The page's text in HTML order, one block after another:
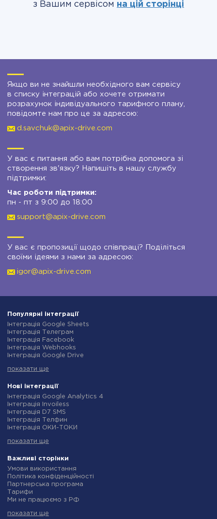
з Вашим сервісом на цій сторінці
Якщо ви не знайшли необхідного вам сервісу
в списку інтеграцій або хочете отримати
розрахунок індивідуального тарифного плану,
повідомте нам про це за адресою:
d.savchuk@apix-drive.com
У вас є питання або вам потрібна допомога зі
створення зв'язку? Напишіть в нашу службу
підтримки:
Час роботи підтримки:
пн - пт з 9:00 до 18:00
support@apix-drive.com
У вас є пропозиції щодо співпраці? Поділіться
своїми ідеями з нами за адресою:
igor@apix-drive.com
Популярні інтеграції
Інтеграція Google Sheets
Інтеграція Телеграм
Інтеграція Facebook
Інтеграція Webhooks
Інтеграція Google Drive
Інтеграція Gmail
Інтеграція Rozetka
Інтеграція OpenAI (ChatGPT)
Інтеграція Binotel
Інтеграція Prom
Інтеграція Приват24
Інтеграція OLX
Інтеграція SendPulse
Інтеграція Stream Telecom
Інтеграція Google Analytics
Інтеграція Creatio
Інтеграція Ringostat
Інтеграція Google Calendar
Інтеграція Airtable
показати ще
Нові інтеграції
Інтеграція Google Analytics 4
Інтеграція Invoiless
Інтеграція D7 SMS
Інтеграція Телфин
Інтеграція ОКИ-ТОКИ
Інтеграція Microsoft Dynamics 365
Інтеграція TxtSync
Інтеграція Wire2Air
Інтеграція Corezoid
Інтеграція Infobip
Інтеграція Instasent
Інтеграція AtomPark
Інтеграція Campaign Monitor
показати ще
Важливі сторінки
Умови використання
Політика конфіденційності
Партнерська програма
Тарифи
Ми не працюємо з РФ
Індивідуальна розробка
показати ще